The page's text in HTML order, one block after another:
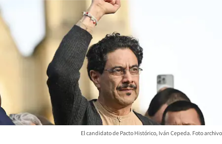
El candidato de Pacto Histórico, Iván Cepeda. Foto archivo